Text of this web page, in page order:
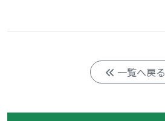
一覧へ戻る